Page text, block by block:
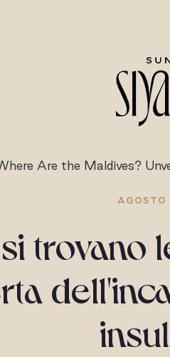
Are the Maldives?
trovano